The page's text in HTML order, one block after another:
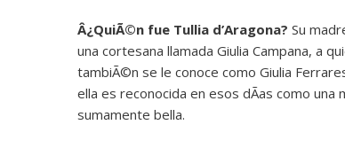
Â¿QuiÃ©n fue Tullia d’Aragona? Su
una cortesana llamada Giulia Campana, a
tambiÃ©n se le conoce como Giulia
ella es reconocida en esos dÃ­as como una
sumamente bella.